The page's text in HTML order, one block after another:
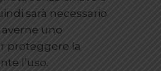
sarà necessario
averne uno
proteggere la
l’uso.